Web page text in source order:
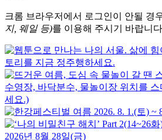
크롬 브라우저에서 로그인이 안될 경
지, 웨일 등)를 이용해 주시기 바랍니